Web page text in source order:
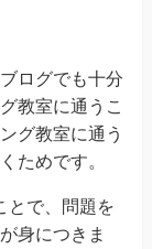
ログでも十分
教室に通うこ
グ教室に通う
ためです。
とで、問題を
身につきま